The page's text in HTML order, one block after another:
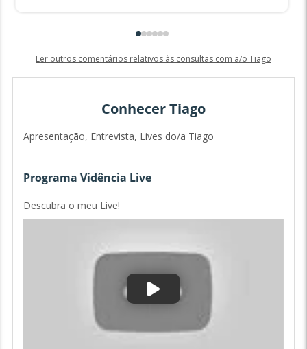
Ler outros comentários relativos às consultas com a/o Tiago
Conhecer Tiago
Apresentação, Entrevista, Lives do/a Tiago
Programa Vidência Live
Descubra o meu Live!